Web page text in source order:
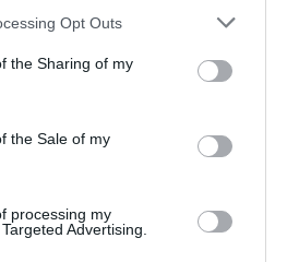
Opt Outs
the Sharing of my
the Sale of my
processing my
Advertising.
all’attenzione il
da viaggi disperati,
spesso da
la salvezza
per contratto di